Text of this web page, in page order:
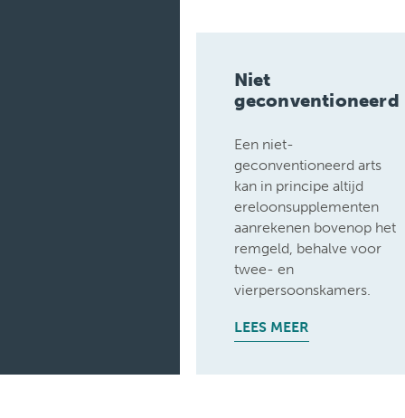
Niet
geconventioneerd
Een niet-
geconventioneerd arts
kan in principe altijd
ereloonsupplementen
aanrekenen bovenop het
remgeld, behalve voor
twee- en
vierpersoonskamers.
LEES MEER